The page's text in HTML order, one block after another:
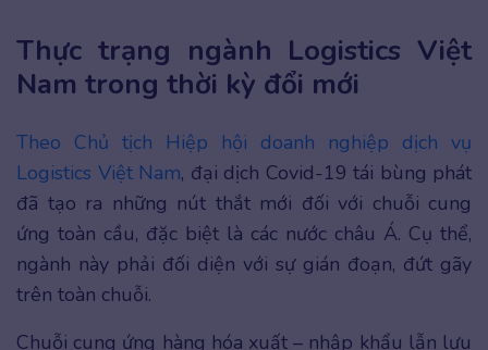
Thực trạng ngành Logistics Việt
Nam trong thời kỳ đổi mới
Theo Chủ tịch Hiệp hội doanh nghiệp dịch vụ
Logistics Việt Nam, đại dịch Covid-19 tái bùng phát
đã tạo ra những nút thắt mới đối với chuỗi cung
ứng toàn cầu, đặc biệt là các nước châu Á. Cụ thể,
ngành này phải đối diện với sự gián đoạn, đứt gãy
trên toàn chuỗi.
Chuỗi cung ứng hàng hóa xuất – nhập khẩu lẫn lưu